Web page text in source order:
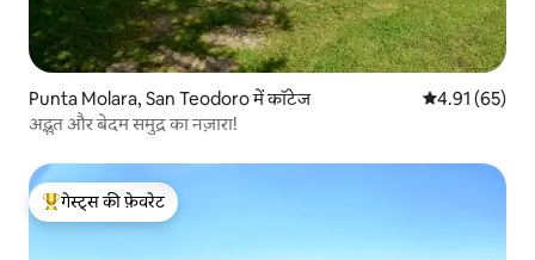
Punta Molara, San Teodoro में कॉटेज औसत रेटिंग 5 में
4.91 (65)
अद्भुत और बेदम समुद्र का नज़ारा!
गेस्ट्स का टॉप फ़ेवरेट
गेस्ट्स की फ़ेवरेट